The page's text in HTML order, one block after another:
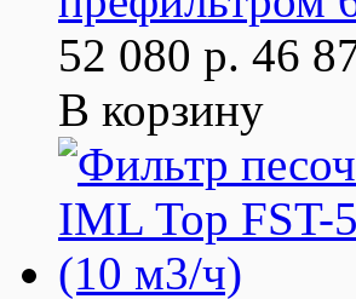
52 080 р. 46
В корзину